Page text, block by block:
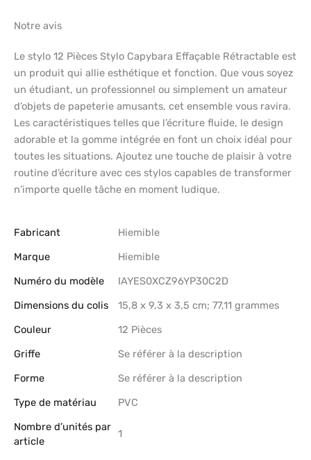
Notre avis
Le stylo 12 Pièces Stylo Capybara Effaçable Rétractable est
un produit qui allie esthétique et fonction. Que vous soyez
un étudiant, un professionnel ou simplement un amateur
d’objets de papeterie amusants, cet ensemble vous ravira.
Les caractéristiques telles que l’écriture fluide, le design
adorable et la gomme intégrée en font un choix idéal pour
toutes les situations. Ajoutez une touche de plaisir à votre
routine d’écriture avec ces stylos capables de transformer
n’importe quelle tâche en moment ludique.
Fabricant
‎Hiemible
Marque
‎Hiemible
Numéro du modèle
‎IAYES0XCZ96YP30C2D
Dimensions du colis
‎15,8 x 9,3 x 3,5 cm; 77,11 grammes
Couleur
‎12 Pièces
Griffe
‎Se référer à la description
Forme
‎Se référer à la description
Type de matériau
‎PVC
Nombre d’unités par
article
‎1